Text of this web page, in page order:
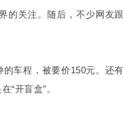
的关注。随后，不少网友跟
车程，被要价150元。还有
“开盲盒”。